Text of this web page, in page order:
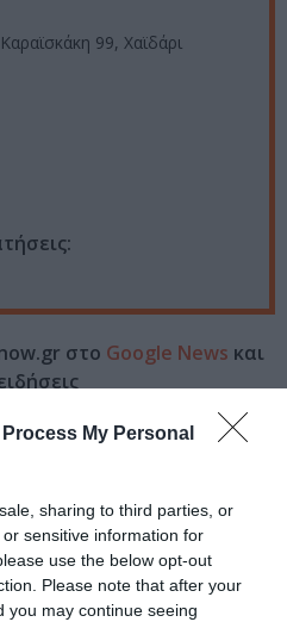
My Personal
sharing to third parties, or
sensitive information for
use the below opt-out
Please note that after your
you may continue seeing
99, Χαϊδάρι
στο Google News και
για την Τέχνη και τον